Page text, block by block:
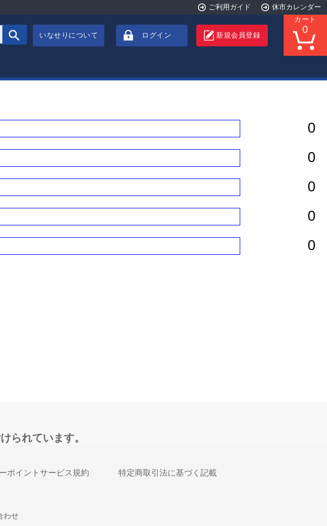
休市カレンダー
ご利用ガイド
カート
0
新規会員登録
ログイン
いなせりについて
0
0
0
0
0
られています。
ポイントサービス規約 特定商取引法に基づく記載
わせ